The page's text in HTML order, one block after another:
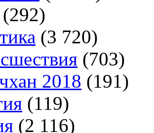
(292)
(3 720)
(703)
2018 (191)
(119)
(2 116)